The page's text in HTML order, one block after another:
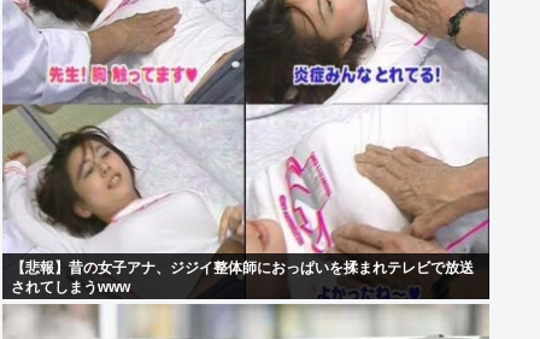
【悲報】昔の女子アナ、ジジイ整体師におっぱいを揉まれテレビで放送
されてしまうwww